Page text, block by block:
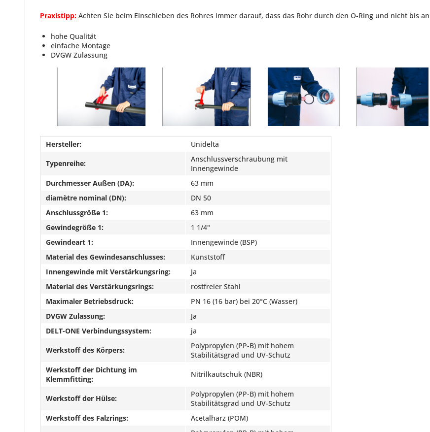
Praxistipp: Achten Sie beim Einschieben des Rohres immer darauf, dass das Rohr durch den O-Ring und nicht bis
hohe Qualität
einfache Montage
DVGW Zulassung
Hersteller: Unidelta
Typenreihe:
Anschlussverschraubung mit
Innengewinde
Durchmesser Außen (DA):
63 mm
diamètre nominal (DN):
DN 50
Anschlussgröße 1:
63 mm
Gewindegröße 1:
1 1/4"
Gewindeart 1:
Innengewinde (BSP)
Material des Gewindesanschlusses:
Kunststoff
Innengewinde mit Verstärkungsring:
Ja
Material des Verstärkungsrings:
rostfreier Stahl
Maximaler Betriebsdruck:
PN 16 (16 bar) bei 20°C (Wasser)
DVGW Zulassung:
Ja
DELT-ONE Verbindungssystem:
ja
Werkstoff des Körpers:
Polypropylen (PP-B) mit hohem
Stabilitätsgrad und UV-Schutz
Werkstoff der Dichtung im
Klemmfitting:
Nitrilkautschuk (NBR)
Werkstoff der Hülse:
Polypropylen (PP-B) mit hohem
Stabilitätsgrad und UV-Schutz
Werkstoff des Falzrings:
Acetalharz (POM)